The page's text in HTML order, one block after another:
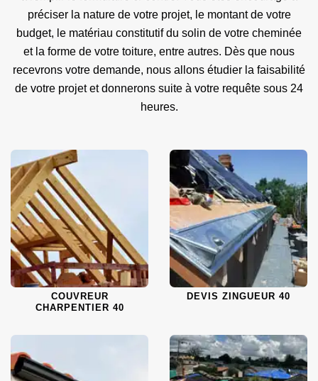
préciser la nature de votre projet, le montant de votre
budget, le matériau constitutif du solin de votre cheminée
et la forme de votre toiture, entre autres. Dès que nous
recevrons votre demande, nous allons étudier la faisabilité
de votre projet et donnerons suite à votre requête sous 24
heures.
COUVREUR
CHARPENTIER 40
DEVIS ZINGUEUR 40